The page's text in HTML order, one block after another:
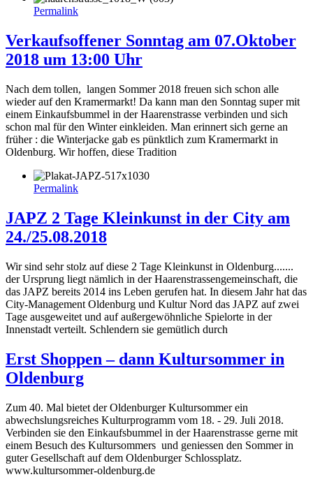
Permalink
Verkaufsoffener Sonntag am 07.Oktober
2018 um 13:00 Uhr
Nach dem tollen, langen Sommer 2018 freuen sich schon alle
wieder auf den Kramermarkt! Da kann man den Sonntag super mit
einem Einkaufsbummel in der Haarenstrasse verbinden und sich
schon mal für den Winter einkleiden. Man erinnert sich gerne an
früher : die Winterjacke gab es pünktlich zum Kramermarkt in
Oldenburg. Wir hoffen, diese Tradition
Permalink
JAPZ 2 Tage Kleinkunst in der City am
24./25.08.2018
Wir sind sehr stolz auf diese 2 Tage Kleinkunst in Oldenburg.......
der Ursprung liegt nämlich in der Haarenstrassengemeinschaft, die
das JAPZ bereits 2014 ins Leben gerufen hat. In diesem Jahr hat das
City-Management Oldenburg und Kultur Nord das JAPZ auf zwei
Tage ausgeweitet und auf außergewöhnliche Spielorte in der
Innenstadt verteilt. Schlendern sie gemütlich durch
Erst Shoppen – dann Kultursommer in
Oldenburg
Zum 40. Mal bietet der Oldenburger Kultursommer ein
abwechslungsreiches Kulturprogramm vom 18. - 29. Juli 2018.
Verbinden sie den Einkaufsbummel in der Haarenstrasse gerne mit
einem Besuch des Kultursommers und geniessen den Sommer in
guter Gesellschaft auf dem Oldenburger Schlossplatz.
www.kultursommer-oldenburg.de